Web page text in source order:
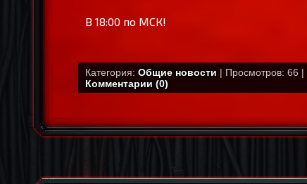
В 18:00 по МСК!
Категория: Общие новости | Просмотров: 66 |
Комментарии (0)